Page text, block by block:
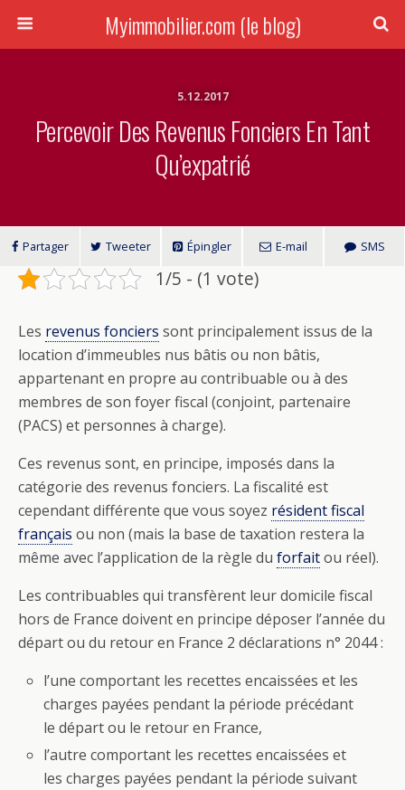
Myimmobilier.com (le blog)
5.12.2017
Percevoir Des Revenus Fonciers En Tant
Qu’expatrié
Partager Tweeter Épingler E-mail SMS
1/5 - (1 vote)
Les revenus fonciers sont principalement issus de la
location d’immeubles nus bâtis ou non bâtis,
appartenant en propre au contribuable ou à des
membres de son foyer fiscal (conjoint, partenaire
(PACS) et personnes à charge).
Ces revenus sont, en principe, imposés dans la
catégorie des revenus fonciers. La fiscalité est
cependant différente que vous soyez résident fiscal
français ou non (mais la base de taxation restera la
même avec l’application de la règle du forfaitou réel).
Les contribuables qui transfèrent leur domicile fiscal
hors de France doivent en principe déposer l’année du
départ ou du retour en France 2 déclarations n° 2044 :
l’une comportant les recettes encaissées et les
charges payées pendant la période précédant
le départ ou le retour en France,
l’autre comportant les recettes encaissées et
les charges payées pendant la période suivant